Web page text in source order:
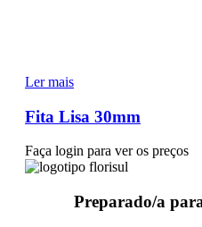
Ler mais
Fita Lisa 30mm
Faça login para ver os preços
Preparado/a